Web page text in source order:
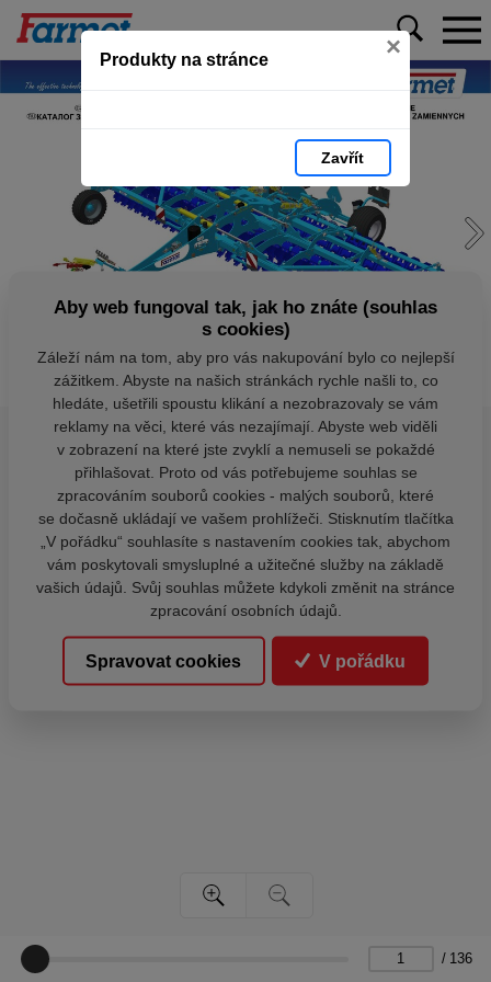
Produkty na stránce ×
Zavřít
/ 136
Aby web fungoval tak, jak ho znáte (souhlas
s cookies)
Záleží nám na tom, aby pro vás nakupování bylo co nejlepší
zážitkem. Abyste na našich stránkách rychle našli to, co
hledáte, ušetřili spoustu klikání a nezobrazovaly se vám
reklamy na věci, které vás nezajímají. Abyste web viděli
v zobrazení na které jste zvyklí a nemuseli se pokaždé
přihlašovat. Proto od vás potřebujeme souhlas se
zpracováním souborů cookies - malých souborů, které
se dočasně ukládají ve vašem prohlížeči. Stisknutím tlačítka
„V pořádku“ souhlasíte s nastavením cookies tak, abychom
vám poskytovali smysluplné a užitečné služby na základě
vašich údajů. Svůj souhlas můžete kdykoli změnit na stránce
zpracování osobních údajů.
Spravovat cookies V pořádku